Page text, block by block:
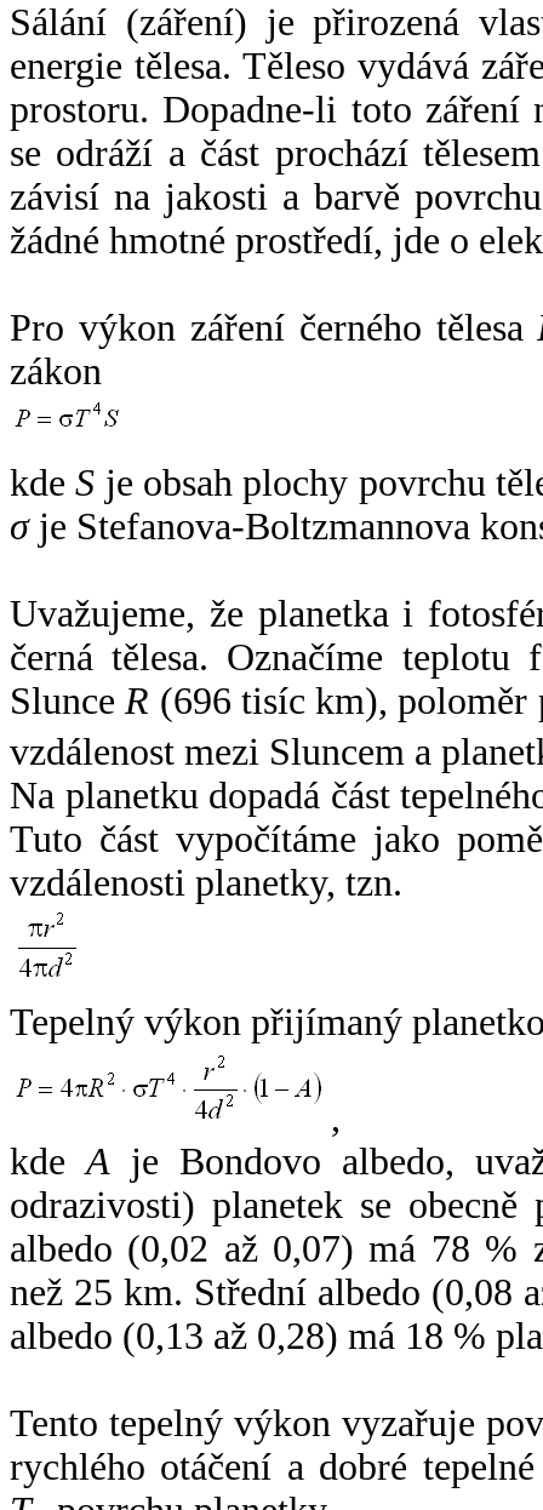
Sálání (záření) je přirozená
energie tělesa. Těleso vydává
prostoru. Dopadne-li toto záření
se odráží a část prochází
závisí na jakosti a barvě
žádné hmotné prostředí, jde o
Pro výkon záření černého tělesa
zákon
kdeS je obsah plochy povrchu
σje Stefanova-Boltzmannova
Uvažujeme, že planetka i
černá tělesa. Označíme
SlunceR (696 tisíc km),
vzdálenost mezi Sluncem a
Na planetku dopadá část
Tuto část vypočítáme jako
vzdálenosti planetky, tzn.
Tepelný výkon přijímaný
,
kdeA je Bondovo albedo,
odrazivosti) planetek se
albedo (0,02 až 0,07) má 78 %
než 25 km. Střední albedo (0,08
albedo (0,13 až 0,28) má 18 %
Tento tepelný výkon vyzařuje
rychlého otáčení a dobré